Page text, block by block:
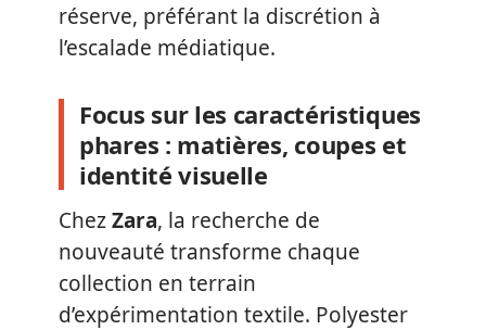
réserve, préférant la discrétion à
l’escalade médiatique.
Focus sur les caractéristiques
phares : matières, coupes et
identité visuelle
ChezZara, la recherche de
nouveauté transforme chaque
collection en terrain
d’expérimentation textile. Polyester